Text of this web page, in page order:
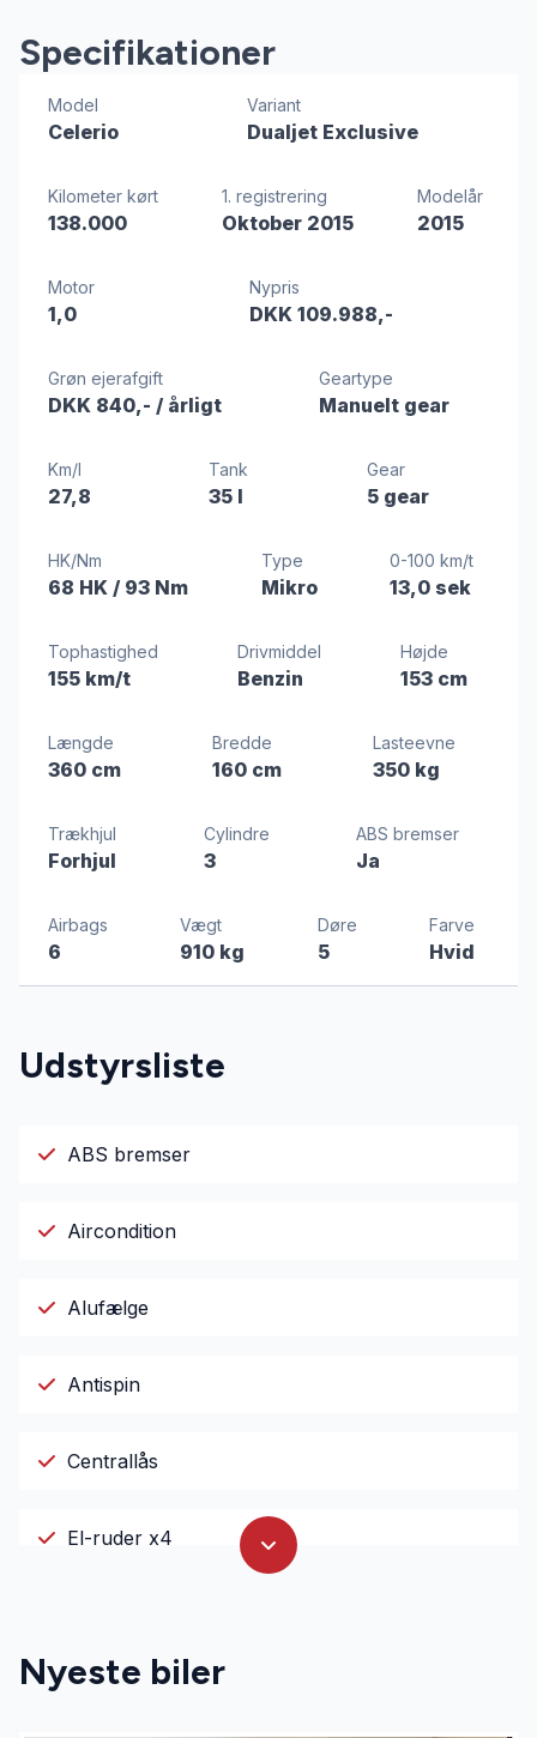
Specifikationer
Model
Celerio
Variant
Dualjet Exclusive
Kilometer kørt
138.000
1. registrering
Oktober 2015
Modelår
2015
Motor
1,0
Nypris
DKK 109.988,-
Grøn ejerafgift
DKK 840,- / årligt
Geartype
Manuelt gear
Km/l
27,8
Tank
35 l
Gear
5 gear
HK/Nm
68 HK / 93 Nm
Type
Mikro
0-100 km/t
13,0 sek
Tophastighed
155 km/t
Drivmiddel
Benzin
Højde
153 cm
Længde
360 cm
Bredde
160 cm
Lasteevne
350 kg
Trækhjul
Forhjul
Cylindre
3
ABS bremser
Ja
Airbags
6
Vægt
910 kg
Døre
5
Farve
Hvid
Udstyrsliste
ABS bremser
Aircondition
Alufælge
Antispin
Centrallås
El-ruder x4
Fjernbetjent centrallås
Nyeste biler